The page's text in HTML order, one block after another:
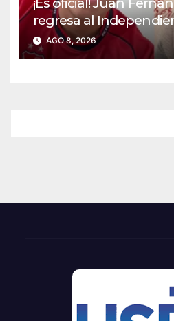
regresa al
para el segundo
AGO 8, 2026